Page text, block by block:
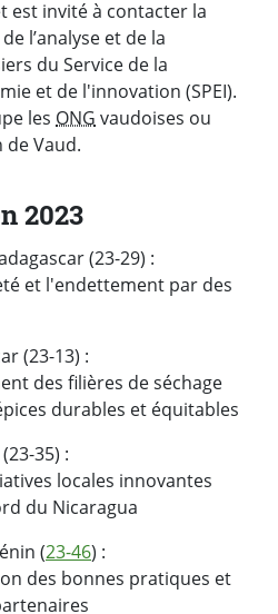
invité à contacter la
l’analyse et de la
du Service de la
et de l'innovation (SPEI).
les ONG vaudoises ou
de Vaud.
2023
(23-29) :
et l'endettement par des
(23-13) :
des filières de séchage
durables et équitables
35) :
locales innovantes
du Nicaragua
(23-46) :
des bonnes pratiques et